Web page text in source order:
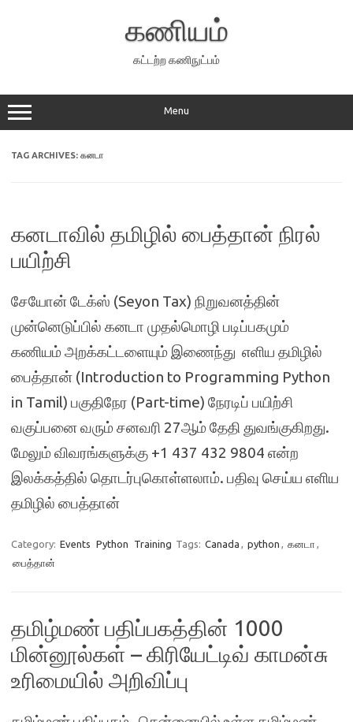
கணியம்
கட்டற்ற கணிநுட்பம்
Menu
TAG ARCHIVES: கனடா
கனடாவில் தமிழில் பைத்தான் நிரல்
பயிற்சி
சேயோன் டேக்ஸ் (Seyon Tax) நிறுவனத்தின்
முன்னெடுப்பில் கனடா முதல்மொழி படிப்பகமும்
கணியம் அறக்கட்டளையும் இணைந்து எளிய தமிழில்
பைத்தான் (Introduction to Programming Python
in Tamil) பகுதிநேர (Part-time) நேரடிப் பயிற்சி
வகுப்பனை வரும் சனவரி 27ஆம் தேதி துவங்குகிறது.
மேலும் விவரங்களுக்கு +1 437 432 9804 என்ற
இலக்கத்தில் தொடர்புகொள்ளலாம். பதிவு செய்ய எளிய
தமிழில் பைத்தான்
Category: Events Python Training Tags: Canada , python , கனடா ,
பைத்தான்
தமிழ்மண் பதிப்பகத்தின் 1000
மின்னூல்கள் – கிரியேட்டிவ் காமன்சு
உரிமையில் அறிவிப்பு